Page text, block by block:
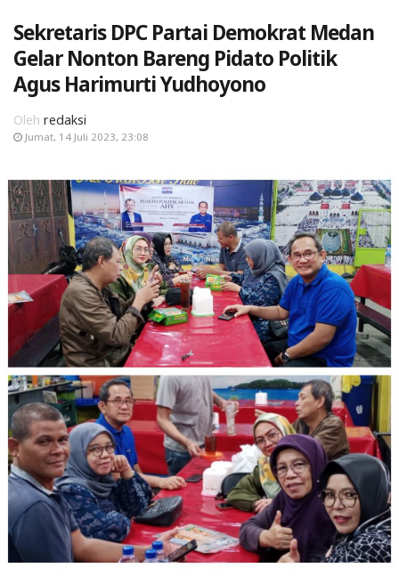
Sekretaris DPC Partai Demokrat Medan
Gelar Nonton Bareng Pidato Politik
Agus Harimurti Yudhoyono
Oleh redaksi
Jumat, 14 Juli 2023, 23:08